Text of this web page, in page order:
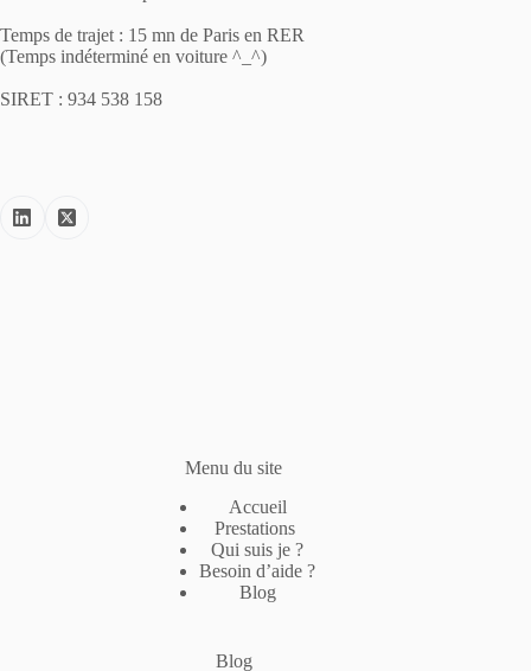
Temps de trajet : 15 mn de Paris en RER
(Temps indéterminé en voiture ^_^)
SIRET : 934 538 158
Menu du site
Accueil
Prestations
Qui suis je ?
Besoin d’aide ?
Blog
Blog